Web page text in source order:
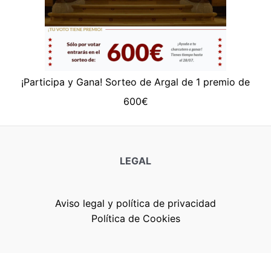
¡Participa y Gana! Sorteo de Argal de 1 premio de
600€
LEGAL
Aviso legal y política de privacidad
Política de Cookies